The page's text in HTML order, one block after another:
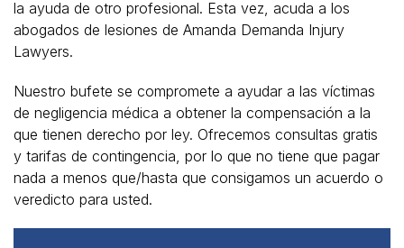
la ayuda de otro profesional. Esta vez, acuda a los
abogados de lesiones de Amanda Demanda Injury
Lawyers.
Nuestro bufete se compromete a ayudar a las víctimas
de negligencia médica a obtener la compensación a la
que tienen derecho por ley. Ofrecemos consultas gratis
y tarifas de contingencia, por lo que no tiene que pagar
nada a menos que/hasta que consigamos un acuerdo o
veredicto para usted.